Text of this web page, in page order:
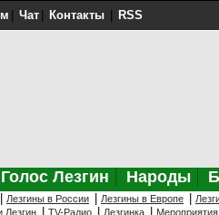
Чат Контакты RSS
Голос Лезгин Народы
Лезгины в России Лезгины в Европе
Лезгин TV-Радио Лезгинка Мероприятия